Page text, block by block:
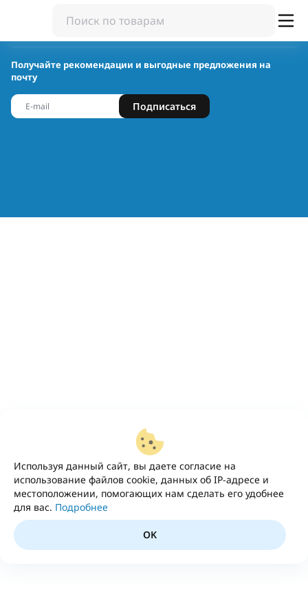
Используя данный сайт, вы даете согласие на
использование файлов cookie, данных об IP-адресе и
местоположении, помогающих нам сделать его удобнее
для вас. Подробнее
OK
Получайте рекомендации и выгодные предложения на
почту
Подписаться